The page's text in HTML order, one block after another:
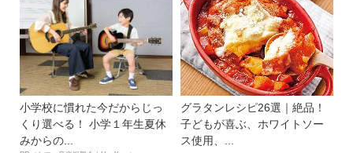
小学校に慣れた今だからじっ
くり選べる！ 小学１年生夏休
みからの...
グラタンレシピ26選｜絶品！
子どもが喜ぶ、ホワイトソー
ス使用、...